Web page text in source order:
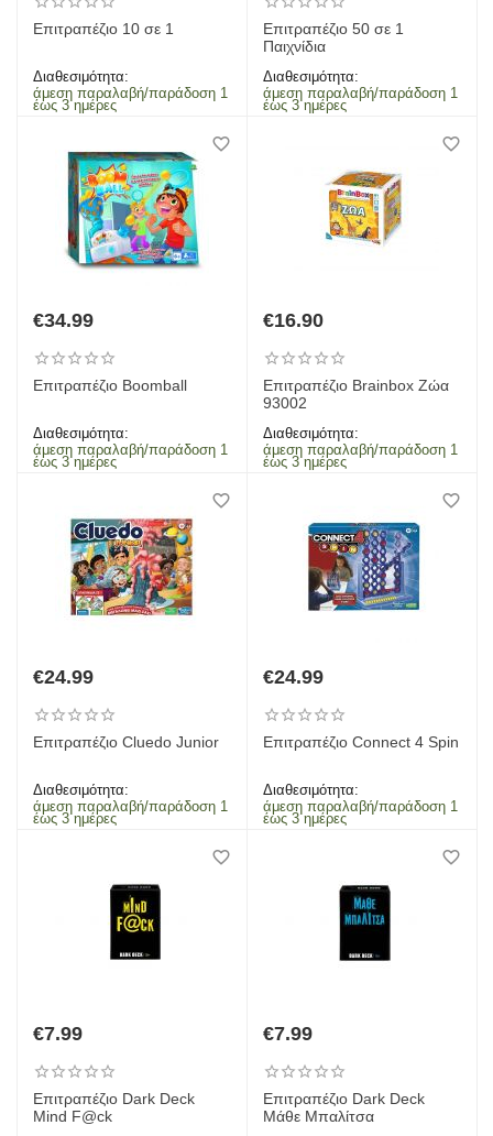
Επιτραπέζιο 10 σε 1
Διαθεσιμότητα:
άμεση παραλαβή/παράδοση 1
έως 3 ημέρες
Επιτραπέζιο 50 σε 1
Παιχνίδια
Διαθεσιμότητα:
άμεση παραλαβή/παράδοση 1
έως 3 ημέρες
€34.99
Επιτραπέζιο Boomball
Διαθεσιμότητα:
άμεση παραλαβή/παράδοση 1
έως 3 ημέρες
€16.90
Επιτραπέζιο Brainbox Ζώα
93002
Διαθεσιμότητα:
άμεση παραλαβή/παράδοση 1
έως 3 ημέρες
€24.99
Επιτραπέζιο Cluedo Junior
Διαθεσιμότητα:
άμεση παραλαβή/παράδοση 1
έως 3 ημέρες
€24.99
Επιτραπέζιο Connect 4 Spin
Διαθεσιμότητα:
άμεση παραλαβή/παράδοση 1
έως 3 ημέρες
€7.99
Επιτραπέζιο Dark Deck
Mind F@ck
€7.99
Επιτραπέζιο Dark Deck
Μάθε Μπαλίτσα